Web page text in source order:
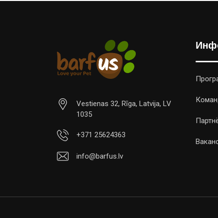
Vestienas 32, Rīga, Latvija, LV
1035
+371 25624363
info@barfus.lv